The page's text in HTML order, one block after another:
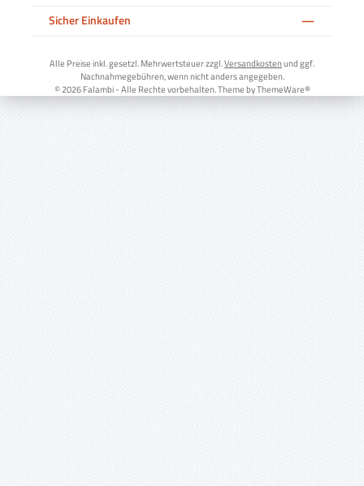
Sicher Einkaufen
Alle Preise inkl. gesetzl. Mehrwertsteuer zzgl.Versandkostenund ggf.
Nachnahmegebühren, wenn nicht anders angegeben.
© 2026 Falambi - Alle Rechte vorbehalten. Theme byThemeWare®